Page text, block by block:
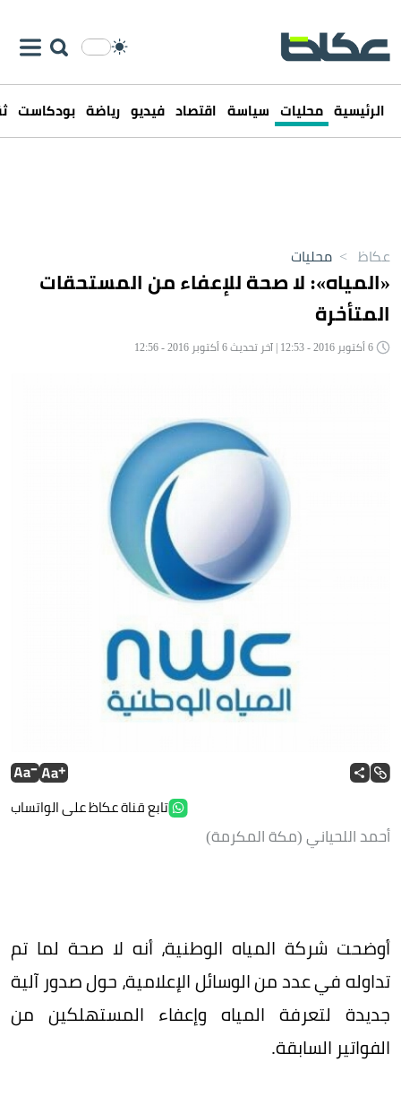
الرئيسية محليات سياسة اقتصاد فيديو رياضة بودكاست
عكاظ > محليات
«المياه»: لا صحة للإعفاء من المستحقات
المتأخرة
تابع قناة عكاظ على الواتساب
أحمد اللحياني (مكة المكرمة)
أوضحت شركة المياه الوطنية، أنه لا صحة لما تم
تداوله في عدد من الوسائل الإعلامية، حول صدور آلية
جديدة لتعرفة المياه وإعفاء المستهلكين من
الفواتير السابقة.